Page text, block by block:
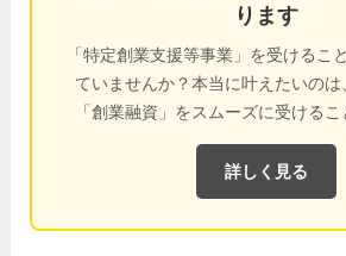
ります
「特定創業支援等事業」を受けるこ
ていませんか？本当に叶えたいのは
「創業融資」をスムーズに受けるこ
詳しく見る